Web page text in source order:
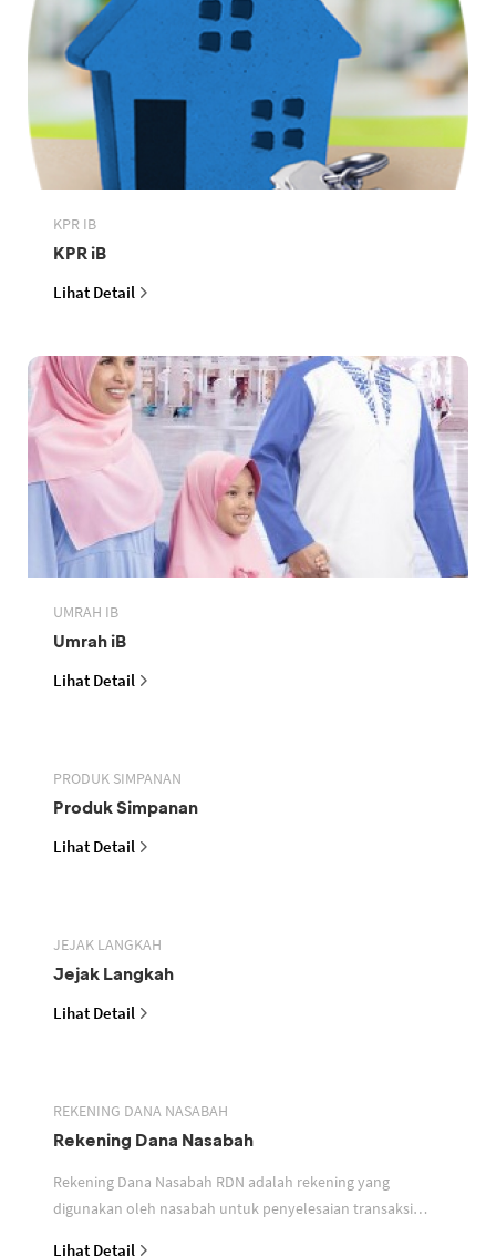
KPR IB
KPR iB
Lihat Detail
UMRAH IB
Umrah iB
Lihat Detail
PRODUK SIMPANAN
Produk Simpanan
Lihat Detail
JEJAK LANGKAH
Jejak Langkah
Lihat Detail
REKENING DANA NASABAH
Rekening Dana Nasabah
Rekening Dana Nasabah RDN adalah rekening yang
digunakan oleh nasabah untuk penyelesaian transaksi
Lihat Detail